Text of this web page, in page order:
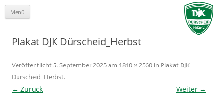
Menü
Zum
springen
Plakat DJK Dürscheid_Herbst
Veröffentlicht 5. September 2025am 1810 × 2560 in Plakat DJK
Dürscheid_Herbst.
← Zurück Weiter →